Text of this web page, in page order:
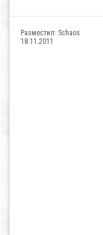
Разместил: Schaos
18.11.2011